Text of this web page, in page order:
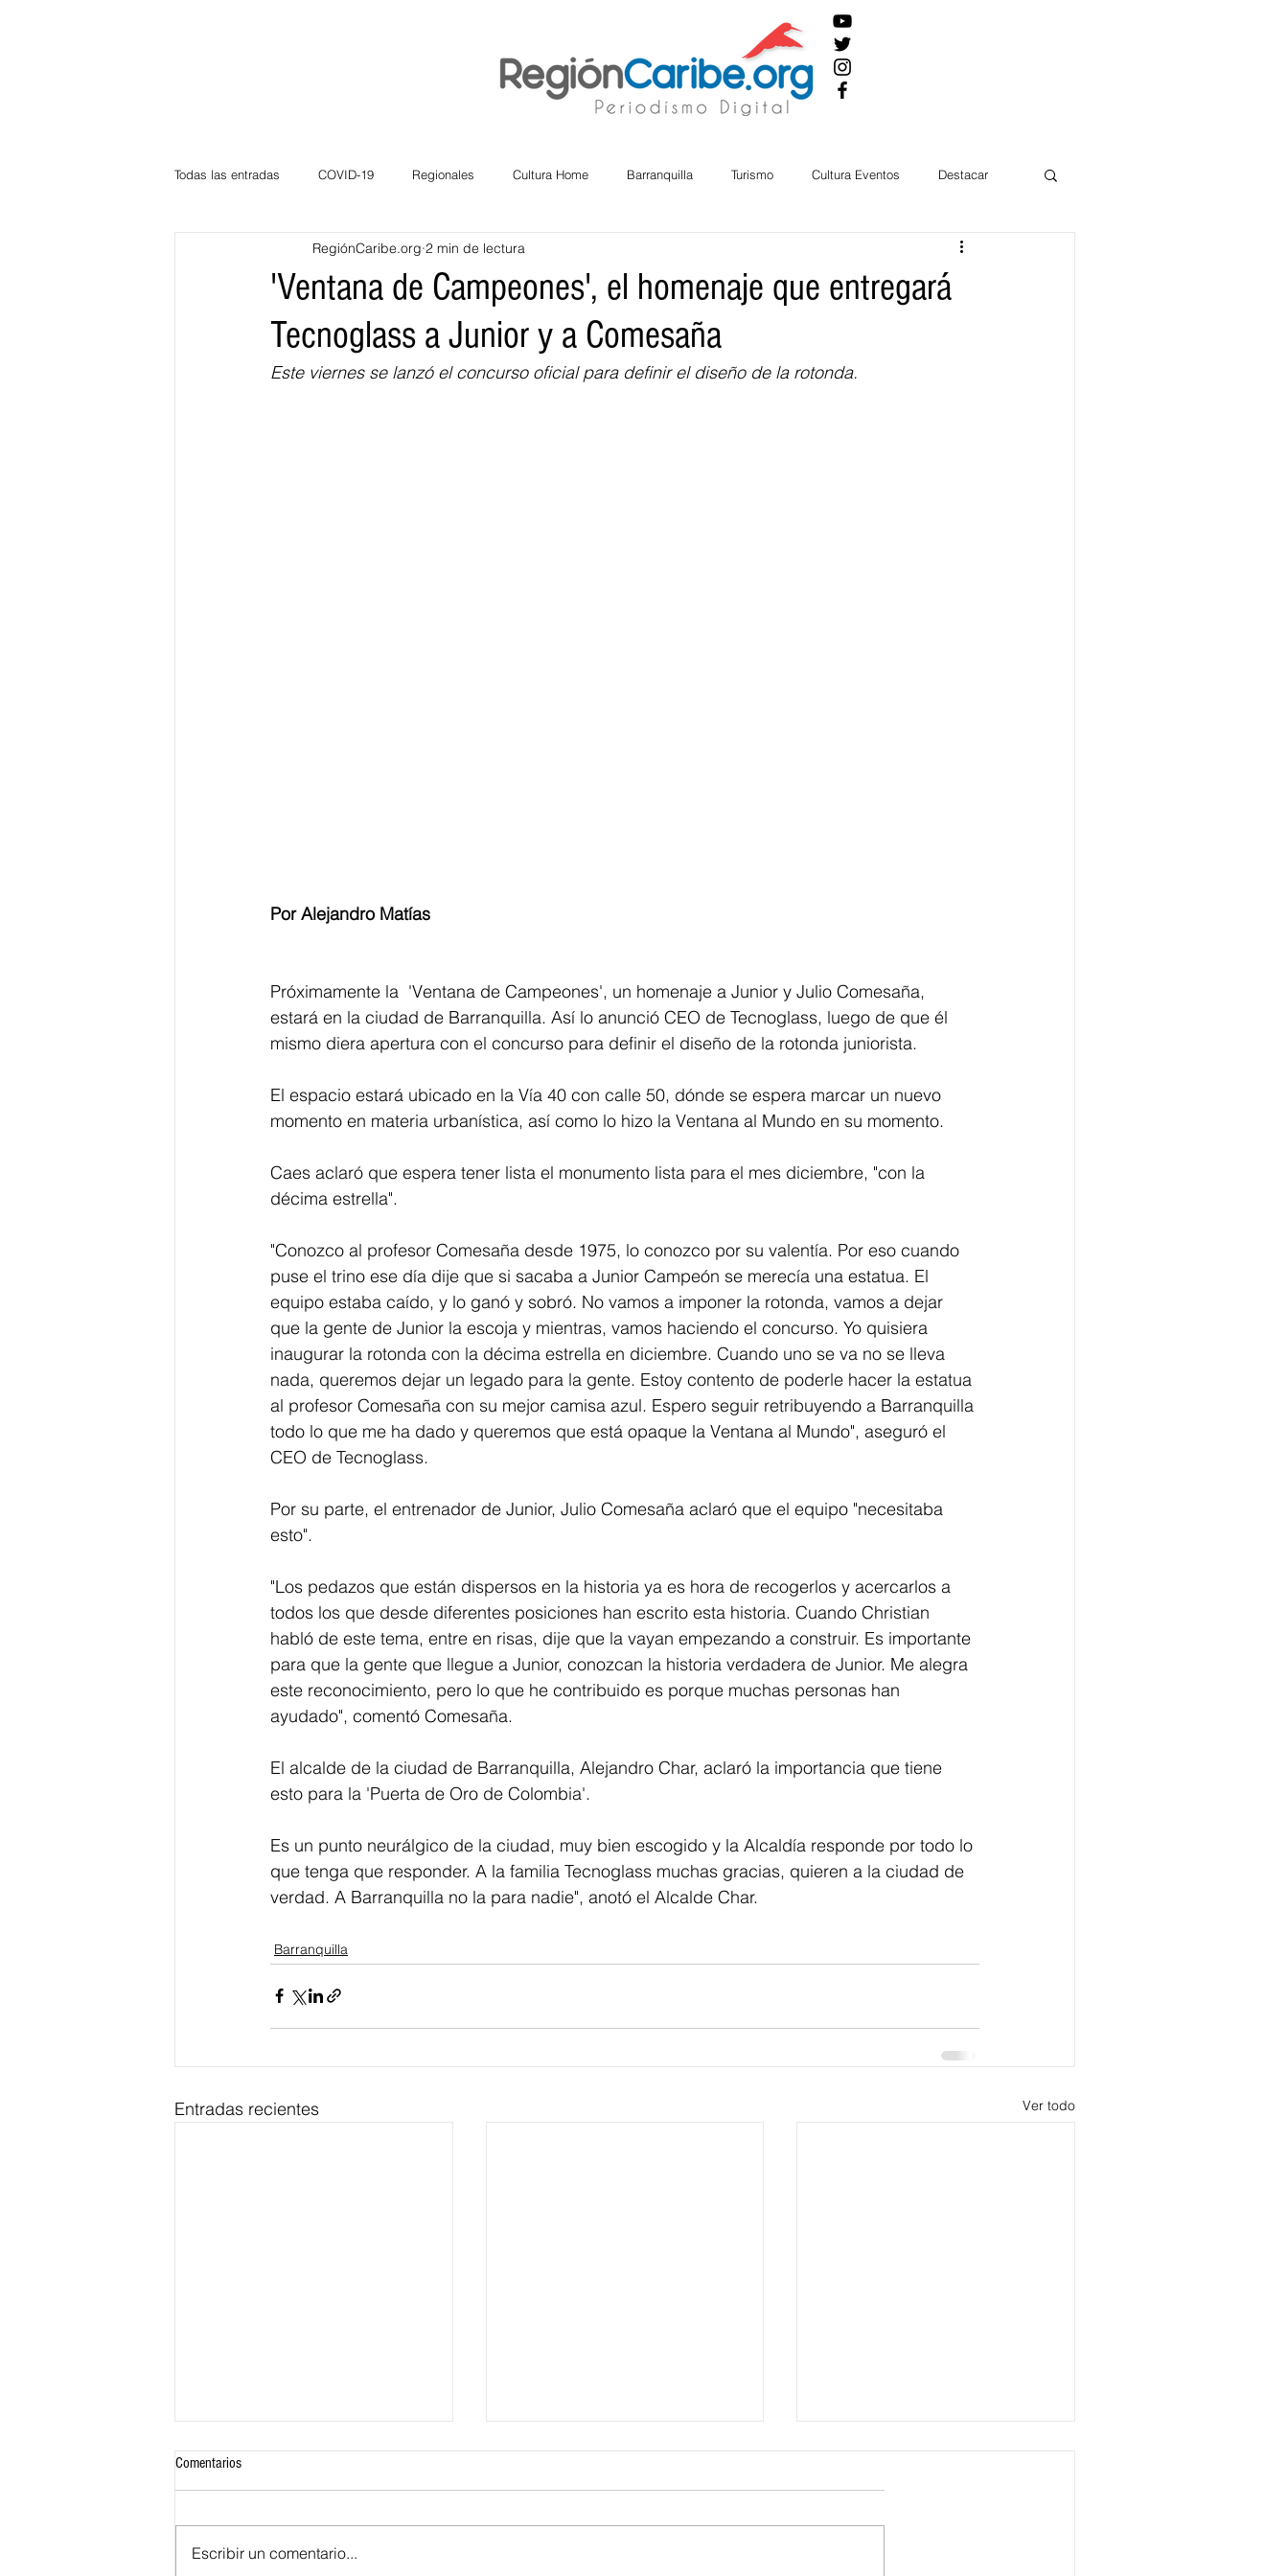
Todas las entradas COVID-19 Regionales Cultura Home Barranquilla Turismo Cultura Eventos Destacar
Atlántico La Guajira Cesar
Bloggeros Hermanos Mayores Economía RAP CARIBE
'Ventana de Campeones', el homenaje que entregará
Tecnoglass a Junior y a Comesaña
RegiónCaribe.org 2 min de lectura
Este viernes se lanzó el concurso oficial para definir el diseño de la rotonda.
Por Alejandro Matías
Próximamente la  'Ventana de Campeones', un homenaje a Junior y Julio Comesaña,
estará en la ciudad de Barranquilla. Así lo anunció CEO de Tecnoglass, luego de que él
mismo diera apertura con el concurso para definir el diseño de la rotonda juniorista.
El espacio estará ubicado en la Vía 40 con calle 50, dónde se espera marcar un nuevo
momento en materia urbanística, así como lo hizo la Ventana al Mundo en su momento.
Caes aclaró que espera tener lista el monumento lista para el mes diciembre, "con la
décima estrella".
"Conozco al profesor Comesaña desde 1975, lo conozco por su valentía. Por eso cuando
puse el trino ese día dije que si sacaba a Junior Campeón se merecía una estatua. El
equipo estaba caído, y lo ganó y sobró. No vamos a imponer la rotonda, vamos a dejar
que la gente de Junior la escoja y mientras, vamos haciendo el concurso. Yo quisiera
inaugurar la rotonda con la décima estrella en diciembre. Cuando uno se va no se lleva
nada, queremos dejar un legado para la gente. Estoy contento de poderle hacer la estatua
al profesor Comesaña con su mejor camisa azul. Espero seguir retribuyendo a Barranquilla
todo lo que me ha dado y queremos que está opaque la Ventana al Mundo", aseguró el
CEO de Tecnoglass.
Por su parte, el entrenador de Junior, Julio Comesaña aclaró que el equipo "necesitaba
esto".
"Los pedazos que están dispersos en la historia ya es hora de recogerlos y acercarlos a
todos los que desde diferentes posiciones han escrito esta historia. Cuando Christian
habló de este tema, entre en risas, dije que la vayan empezando a construir. Es importante
para que la gente que llegue a Junior, conozcan la historia verdadera de Junior. Me alegra
este reconocimiento, pero lo que he contribuido es porque muchas personas han
ayudado", comentó Comesaña.
El alcalde de la ciudad de Barranquilla, Alejandro Char, aclaró la importancia que tiene
esto para la 'Puerta de Oro de Colombia'.
Es un punto neurálgico de la ciudad, muy bien escogido y la Alcaldía responde por todo lo
que tenga que responder. A la familia Tecnoglass muchas gracias, quieren a la ciudad de
verdad. A Barranquilla no la para nadie", anotó el Alcalde Char.
Barranquilla
Entradas recientes Ver todo
Comentarios
Escribir un comentario...